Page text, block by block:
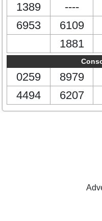
1389 ----
6953
6109
1881
0259 8979
4494
6207